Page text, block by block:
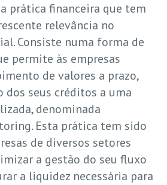
prática financeira que tem
relevância no
Consiste numa forma de
permite às empresas
de valores a prazo,
dos seus créditos a uma
denominada
Esta prática tem sido
de diversos setores
a gestão do seu fluxo
a liquidez necessária para